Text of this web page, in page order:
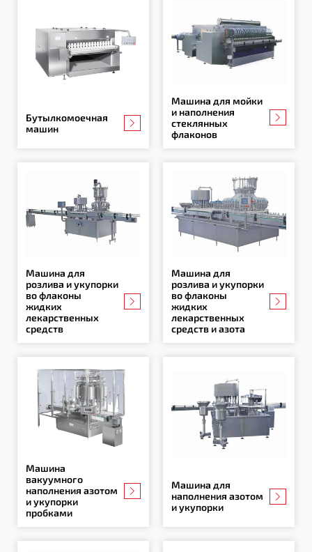
Бутылкомоечная
машин
Машина для мойки
и наполнения
стеклянных
флаконов
Машина для
розлива и укупорки
во флаконы
жидких
лекарственных
средств
Машина для
розлива и укупорки
во флаконы
жидких
лекарственных
средств и азота
Машина
вакуумного
наполнения азотом
и укупорки
пробками
Машина для
наполнения азотом
и укупорки